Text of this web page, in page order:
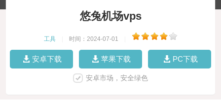
悠兔机场vps
工具 时间：2024-07-01
安卓下载 苹果下载 PC下载
安卓市场，安全绿色